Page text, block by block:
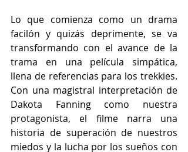
Lo que comienza como un drama
facilón y quizás deprimente, se va
transformando con el avance de la
trama en una película simpática,
llena de referencias para los trekkies.
Con una magistral interpretación de
Dakota Fanning como nuestra
protagonista, el filme narra una
historia de superación de nuestros
miedos y la lucha por los sueños con